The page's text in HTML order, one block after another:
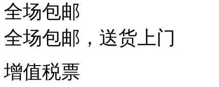
全场包邮
全场包邮，送货上门
增值税票